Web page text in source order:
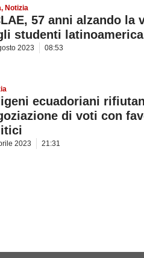
, Notizia
57 anni alzando la
studenti
2023 08:53
ecuadoriani
di voti con
2023 21:31